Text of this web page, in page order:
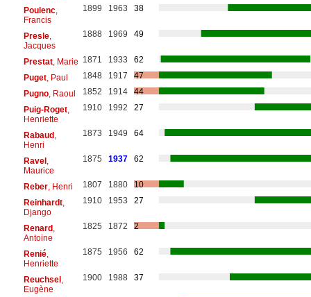
Poulenc,
Francis
1899 1963 38
Presle,
Jacques
1888 1969 49
Prestat, Marie 1871 1933
62
Puget, Paul 1848 1917
47
Pugno, Raoul 1852 1914
44
Puig-Roget,
Henriette
1910 1992 27
Rabaud,
Henri
1873 1949 64
Ravel,
Maurice
1875 1937 62
Reber, Henri 1807 1880
10
Reinhardt,
Django
1910 1953 27
Renard,
Antoine
1825 1872 2
Renié,
Henriette
1875 1956 62
Reuchsel,
Eugène
1900 1988 37